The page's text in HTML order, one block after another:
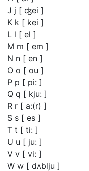
J j [ ʤei ]
K k [ kei ]
L l [ el ]
M m [ em ]
N n [ en ]
O o [ ou ]
P p [ pi: ]
Q q [ kju: ]
R r [ a:(r) ]
S s [ es ]
T t [ ti: ]
U u [ ju: ]
V v [ vi: ]
W w [ dʌblju ]